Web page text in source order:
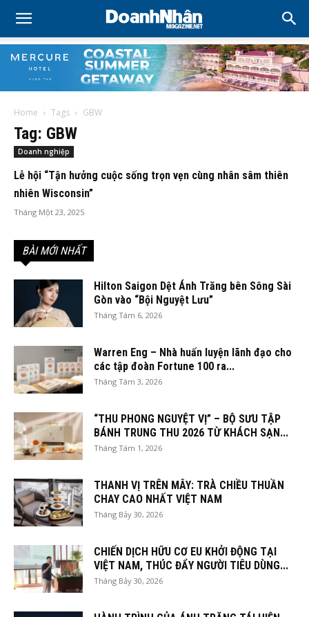
Home Tags GBW
Tag: GBW
Doanh nghiệp
Lễ hội “Tận hưởng cuộc sống trọn vẹn cùng nhân sâm thiên
nhiên Wisconsin”
Tháng Một 23, 2025
BÀI MỚI NHẤT
Hilton Saigon Dệt Ánh Trăng bên Sông Sài
Gòn vào “Bội Nguyệt Lưu”
Tháng Tám 6, 2026
Warren Eng – Nhà huấn luyện lãnh đạo cho
các tập đoàn Fortune 100 ra...
Tháng Tám 3, 2026
“THU PHONG NGUYỆT VỊ” – BỘ SƯU TẬP
BÁNH TRUNG THU 2026 TỪ KHÁCH SẠN...
Tháng Tám 1, 2026
THANH VỊ TRÊN MÂY: TRÀ CHIỀU THUẦN
CHAY CAO NHẤT VIỆT NAM
Tháng Bảy 30, 2026
CHIẾN DỊCH HỮU CƠ EU KHỞI ĐỘNG TẠI
VIỆT NAM, THÚC ĐẨY NGƯỜI TIÊU DÙNG...
Tháng Bảy 30, 2026